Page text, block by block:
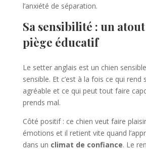
l’anxiété de séparation.
Sa sensibilité : un
piège éducatif
Le setter anglais est un chien
sensible. Et c’est à la fois ce qui rend
agréable et ce qui peut tout faire
prends mal.
Côté positif : ce chien veut faire
émotions et il retient vite quand
dans un climat de confiance. Le